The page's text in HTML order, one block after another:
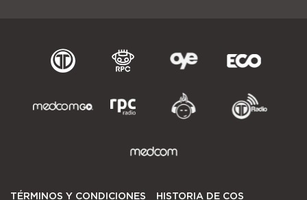
TÉRMINOS Y CONDICIONES HISTORIA DE COS